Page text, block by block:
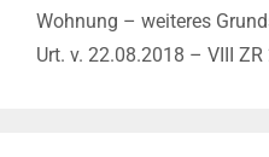
Wohnung – weiteres
Urt. v. 22.08.2018 – VIII